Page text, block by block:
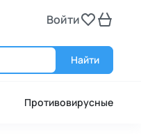
Войти
Найти
Противовирусные